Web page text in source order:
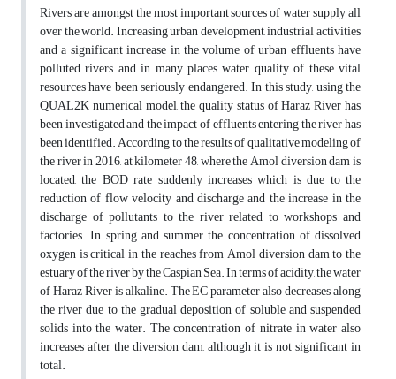
Rivers are amongst the most important sources of water supply all
over the world. Increasing urban development, industrial activities
and a significant increase in the volume of urban effluents have
polluted rivers and in many places water quality of these vital
resources have been seriously endangered. In this study, using the
QUAL2K numerical model, the quality status of Haraz River has
been investigated and the impact of effluents entering the river has
been identified. According to the results of qualitative modeling of
the river in 2016, at kilometer 48, where the Amol diversion dam is
located, the BOD rate suddenly increases which is due to the
reduction of flow velocity and discharge and the increase in the
discharge of pollutants to the river related to workshops and
factories. In spring and summer the concentration of dissolved
oxygen is critical in the reaches from Amol diversion dam to the
estuary of the river by the Caspian Sea. In terms of acidity, the water
of Haraz River is alkaline. The EC parameter also decreases along
the river due to the gradual deposition of soluble and suspended
solids into the water. The concentration of nitrate in water also
increases after the diversion dam, although it is not significant in
total.